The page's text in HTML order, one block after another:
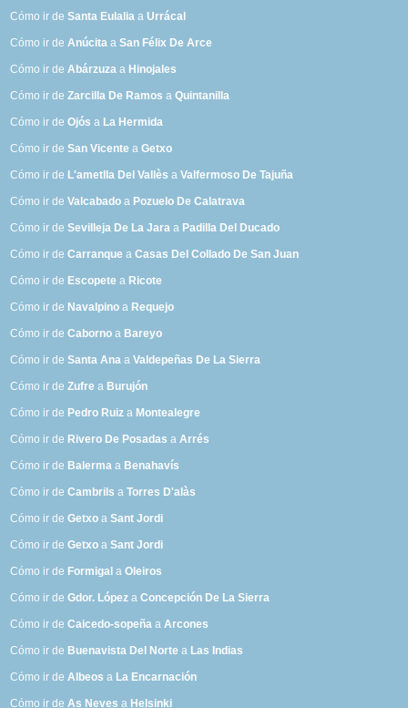
Cómo ir deSanta Eulalia aUrrácal
Cómo ir deAnúcita aSan Félix De Arce
Cómo ir deAbárzuza a Hinojales
Cómo ir deZarcilla De Ramos aQuintanilla
Cómo ir deOjós a La Hermida
Cómo ir deSan Vicente aGetxo
Cómo ir de L'ametlla Del Vallès aValfermoso De Tajuña
Cómo ir deValcabado a Pozuelo De Calatrava
Cómo ir deSevilleja De La Jara a Padilla Del Ducado
Cómo ir deCarranque aCasas Del Collado De San Juan
Cómo ir de Escopete a Ricote
Cómo ir de Navalpino a Requejo
Cómo ir deCaborno a Bareyo
Cómo ir deSanta Ana aValdepeñas De La Sierra
Cómo ir deZufre a Burujón
Cómo ir de Pedro Ruiz a Montealegre
Cómo ir de Rivero De Posadas aArrés
Cómo ir de Balerma a Benahavís
Cómo ir deCambrils aTorres D'alàs
Cómo ir deGetxo aSant Jordi
Cómo ir deGetxo aSant Jordi
Cómo ir de Formigal aOleiros
Cómo ir deGdor. López aConcepción De La Sierra
Cómo ir deCaicedo-sopeña aArcones
Cómo ir de Buenavista Del Norte a Las Indias
Cómo ir deAlbeos a La Encarnación
Cómo ir deAs Neves a Helsinki